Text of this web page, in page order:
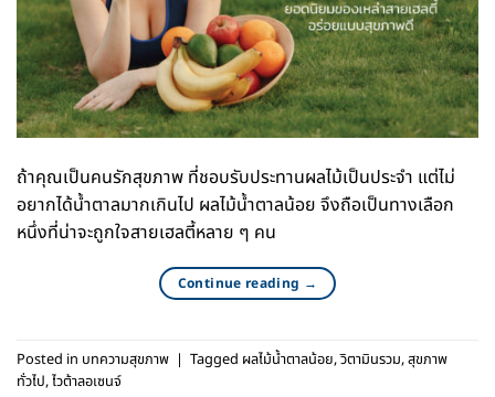
ถ้าคุณเป็นคนรักสุขภาพ ที่ชอบรับประทานผลไม้เป็นประจำ แต่ไม่
อยากได้น้ำตาลมากเกินไป ผลไม้น้ำตาลน้อย จึงถือเป็นทางเลือก
หนึ่งที่น่าจะถูกใจสายเฮลตี้หลาย ๆ คน
Continue reading →
Posted in บทความสุขภาพ | Tagged ผลไม้น้ำตาลน้อย,วิตามินรวม,สุขภาพ
ทั่วไป,ไวต้าลอเซนจ์